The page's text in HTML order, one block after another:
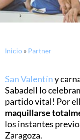
Inicio » Partner
San Valentíny
Sabadell lo
partido vital! Por
maquillarse
los instantes
Zaragoza.